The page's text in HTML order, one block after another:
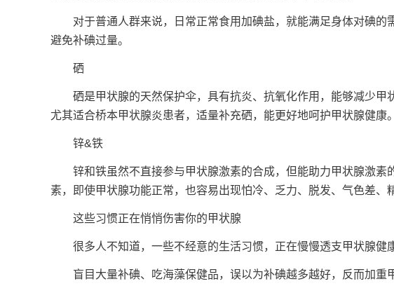
对于普通人群来说，日常正常食用加碘盐，就能满足身体对碘的
避免补碘过量。
硒
硒是甲状腺的天然保护伞，具有抗炎、抗氧化作用，能够减少甲
尤其适合桥本甲状腺炎患者，适量补充硒，能更好地呵护甲状腺健康。
锌&铁
锌和铁虽然不直接参与甲状腺激素的合成，但能助力甲状腺激素
素，即使甲状腺功能正常，也容易出现怕冷、乏力、脱发、气色差、
这些习惯正在悄悄伤害你的甲状腺
很多人不知道，一些不经意的生活习惯，正在慢慢透支甲状腺健康
盲目大量补碘、吃海藻保健品，误以为补碘越多越好，反而加重甲